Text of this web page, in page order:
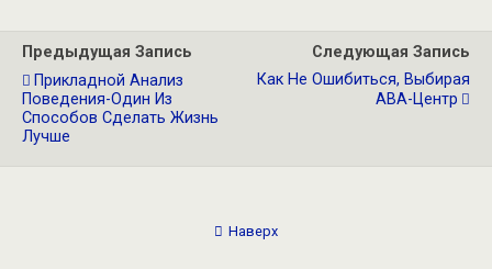
Предыдущая Запись
Прикладной Анализ
Поведения-Один Из
Способов Сделать Жизнь
Лучше
Следующая Запись
Как Не Ошибиться, Выбирая
АВА-Центр
Наверх